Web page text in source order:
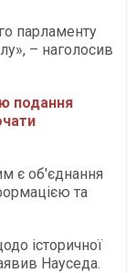
парламенту
– наголосив
подання
є об'єднання
та
історичної
Науседа.